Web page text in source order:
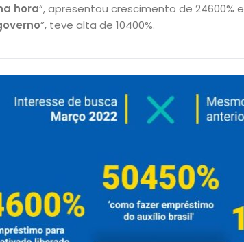
hora“, apresentou crescimento de 24600% e
”, teve alta de 10400%.